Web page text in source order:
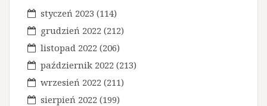
styczeń 2023 (114)
grudzień 2022 (212)
listopad 2022 (206)
październik 2022 (213)
wrzesień 2022 (211)
sierpień 2022 (199)